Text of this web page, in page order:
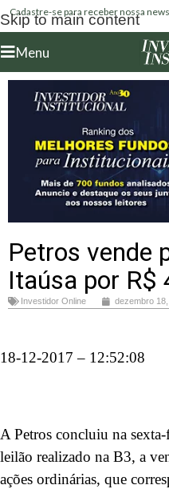
Skip to main content
Cadastre-se para receber nossa
Menu
Petros vende
Itaúsa por R$
Investidor Online dezembro
18-12-2017 – 12:52:08
A Petros concluiu na
leilão realizado na B3, a
ações ordinárias, que